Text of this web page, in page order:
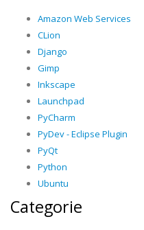
Amazon Web Services
CLion
Django
Gimp
Inkscape
Launchpad
PyCharm
PyDev - Eclipse Plugin
PyQt
Python
Ubuntu
Categorie